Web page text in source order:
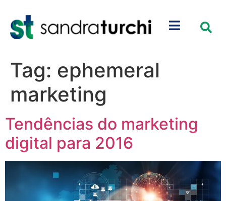
Tag: ephemeral
marketing
Tendências do marketing
digital para 2016